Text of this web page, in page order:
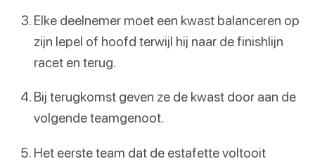
Elke deelnemer moet een kwast balanceren op
zijn lepel of hoofd terwijl hij naar de finishlijn
racet en terug.
Bij terugkomst geven ze de kwast door aan de
volgende teamgenoot.
Het eerste team dat de estafette voltooit